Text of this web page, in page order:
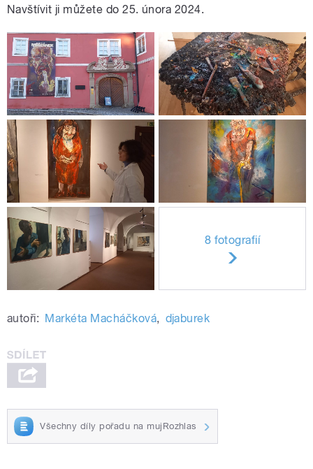
Navštívit ji můžete do 25. února 2024.
8 fotografií
autoři: Markéta Macháčková, djaburek
Všechny díly pořadu na mujRozhlas